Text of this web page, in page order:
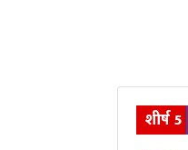
शीर्ष 5